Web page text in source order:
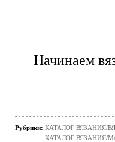
Начинаем
Рубрики: КАТАЛОГ ВЯЗАНИЯ/
КАТАЛОГ ВЯЗАНИЯ/